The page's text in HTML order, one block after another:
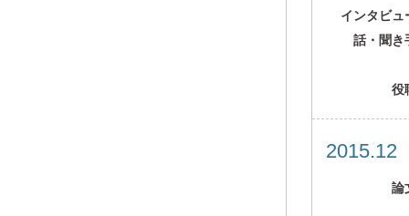
インタビュ
話・聞き
役
論